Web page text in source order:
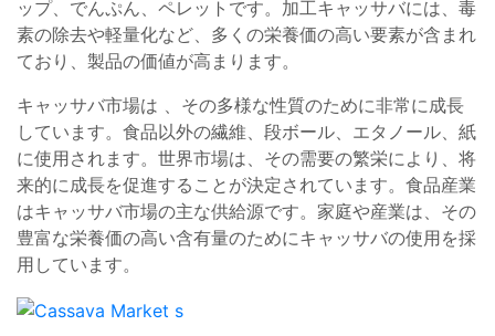
ップ、でんぷん、ペレットです。加工キャッサバには、毒
素の除去や軽量化など、多くの栄養価の高い要素が含まれ
ており、製品の価値が高まります。
キャッサバ市場は 、その多様な性質のために非常に成長
しています。食品以外の繊維、段ボール、エタノール、紙
に使用されます。世界市場は、その需要の繁栄により、将
来的に成長を促進することが決定されています。食品産業
はキャッサバ市場の主な供給源です。家庭や産業は、その
豊富な栄養価の高い含有量のためにキャッサバの使用を採
用しています。